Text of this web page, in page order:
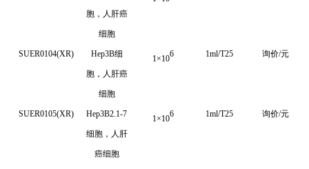
胞，人肝癌
细胞
SUER0104(XR) Hep3B细
胞，人肝癌
细胞
1 ×106 1ml/T25 询价/元
SUER0105(XR) Hep3B2.1-7
细胞，人肝
癌细胞
1 ×106 1ml/T25 询价/元